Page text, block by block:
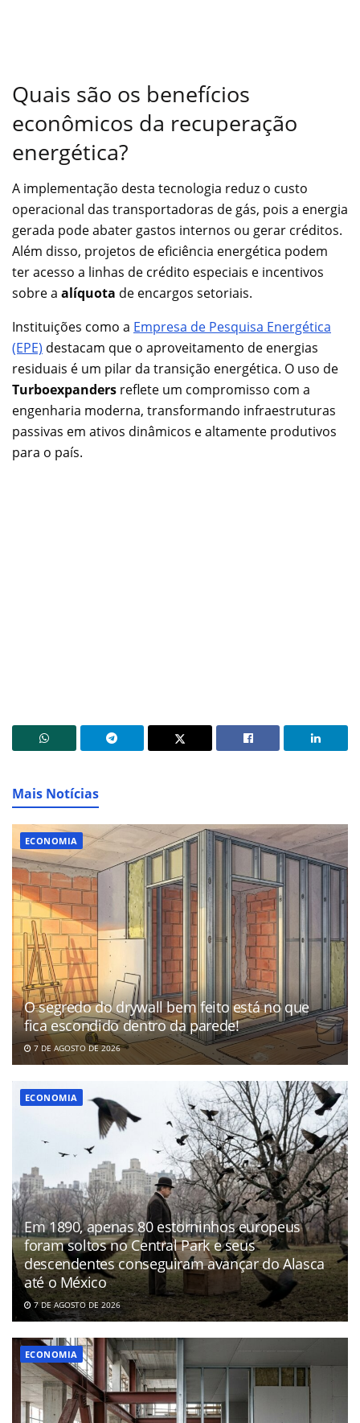
Quais são os benefícios
econômicos da recuperação
energética?
A implementação desta tecnologia reduz o custo
operacional das transportadoras de gás, pois a energia
gerada pode abater gastos internos ou gerar créditos.
Além disso, projetos de eficiência energética podem
ter acesso a linhas de crédito especiais e incentivos
sobre a alíquota de encargos setoriais.
Instituições como a Empresa de Pesquisa Energética
(EPE) destacam que o aproveitamento de energias
residuais é um pilar da transição energética. O uso de
Turboexpanders reflete um compromisso com a
engenharia moderna, transformando infraestruturas
passivas em ativos dinâmicos e altamente produtivos
para o país.
Mais Notícias
ECONOMIA
O segredo do drywall bem feito está no que
fica escondido dentro da parede!
7 DE AGOSTO DE 2026
ECONOMIA
Em 1890, apenas 80 estorninhos europeus
foram soltos no Central Park e seus
descendentes conseguiram avançar do Alasca
até o México
7 DE AGOSTO DE 2026
ECONOMIA